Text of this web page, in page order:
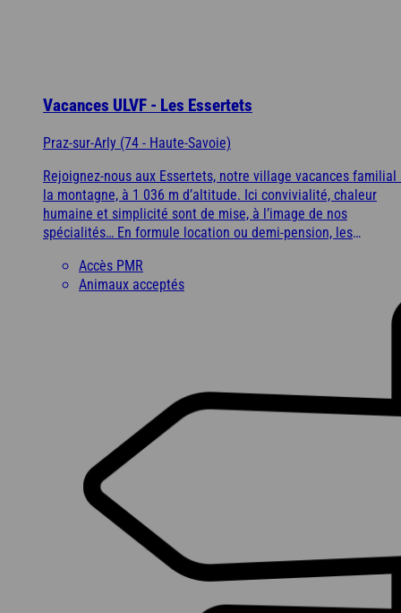
Vacances ULVF - Les Essertets
Praz-sur-Arly (74 - Haute-Savoie)
Rejoignez-nous aux Essertets, notre village vacances familial
la montagne, à 1 036 m d’altitude. Ici convivialité, chaleur
humaine et simplicité sont de mise, à l’image de nos
spécialités… En formule location ou demi-pension, les
la terrasse panoramique avec une magnifique vue sur la
montagne, une piscine très agréable et un programme
Accès PMR
Animaux acceptés